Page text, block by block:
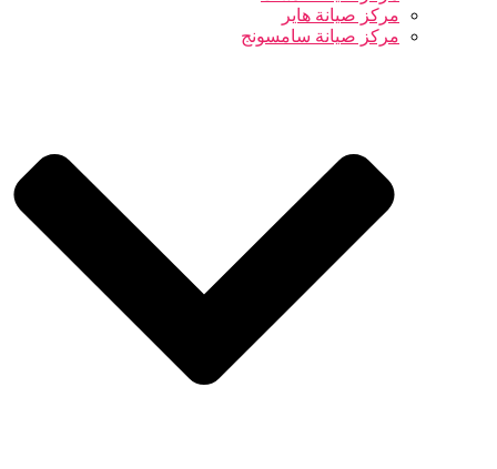
مركز صيانة هاير
مركز صيانة سامسونج